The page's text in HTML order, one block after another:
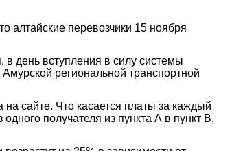
алтайские перевозчики 15 ноября
день вступления в силу системы
региональной транспортной
сайте. Что касается платы за каждый
получателя из пункта А в пункт В,